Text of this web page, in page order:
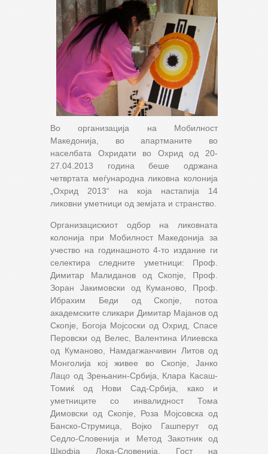
Во организација на Мобилност
Македонија, во апартманите во
населбата Охридати во Охрид од 20-
27.04.2013 година беше одржана
четвртата меѓународна ликовна колонија
„Охрид 2013“ на која настапија 14
ликовни уметници од земјата и странство.
Организацискиот одбор на ликовната
колонија при Мобилност Македонија за
учество на годинашното 4-то издание ги
селектира следните уметници: Проф.
Димитар Малиданов од Скопје, Проф.
Зоран Јакимовски од Куманово, Проф.
Ибрахим Беди од Скопје, потоа
академските сликари Димитар Мајанов од
Скопје, Богоја Мојсоски од Охрид, Спасе
Перовски од Велес, Валентина Илиевска
од Куманово, Намдагжанчивин Литов од
Монголија кој живее во Скопје, Јанко
Лацо од Зрењанин-Србија, Клара Касаш-
Томиќ од Нови Сад-Србија, како и
уметниците со инвалидност Тома
Димовски од Скопје, Роза Мојсовска од
Банско-Струмица, Војко Гашперут од
Седло-Словенија и Метод Закотник од
Шкофја Лока-Словенија. Гост на